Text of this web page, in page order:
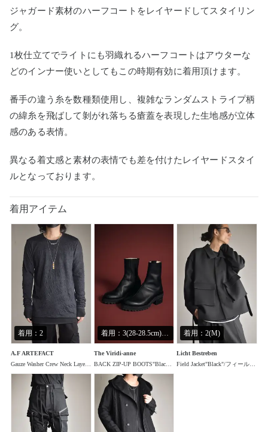
ジャガード素材のハーフコートをレイヤードしてスタイリン
グ。
1枚仕立てでライトにも羽織れるハーフコートはアウターな
どのインナー使いとしてもこの時期有効に着用頂けます。
番手の違う糸を数種類使用し、複雑なランダムストライプ柄
の緯糸を飛ばして剝がれ落ちる瘡蓋を表現した生地感が立体
感のある表情。
異なる着丈感と素材の表情でも差を付けたレイヤードスタイ
ルとなっております。
着用アイテム
着用：2
A.F ARTEFACT
着用：3(28-28.5cm) / ブラック
The Viridi-anne
BACK ZIP-UP BOOTS"Black"/バックジップブーツ"ブラック"
着用：2(M)
Licht Bestreben